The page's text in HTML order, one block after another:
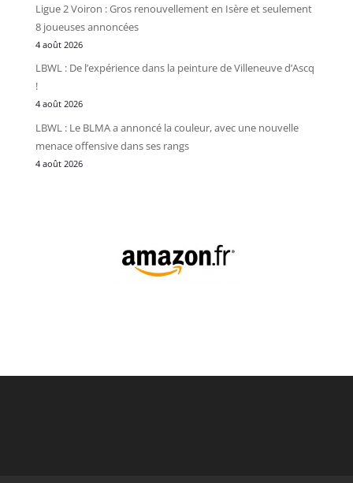
Ligue 2 Voiron : Gros renouvellement en Isère et seulement
8 joueuses annoncées
4 août 2026
LBWL : De l’expérience dans la peinture de Villeneuve d’Ascq
!
4 août 2026
LBWL : Le BLMA a annoncé la couleur, avec une nouvelle
menace offensive dans ses rangs
4 août 2026